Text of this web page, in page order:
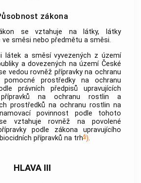
zákona
se vztahuje na látky, látky
ve směsi nebo předmětu a směsi.
látek a směsí vyvezených z území
a dovezených na území České
vedou rovněž přípravky na ochranu
prostředky na ochranu
právních předpisů upravujících
přípravků na ochranu rostlin a
prostředků na ochranu rostlin na
povinnost podle tohoto
vztahuje rovněž na povolené
podle zákona upravujícího
přípravků na trh6).
HLAVA III